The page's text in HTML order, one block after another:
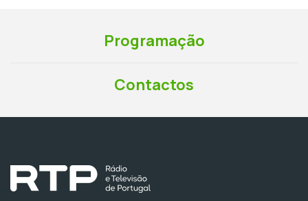
Programação
Contactos